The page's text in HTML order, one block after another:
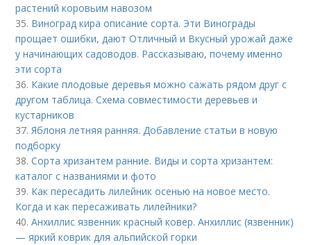
растений коровьим навозом
35. Виноград кира описание сорта. Эти Винограды
прощает ошибки, дают Отличный и Вкусный урожай даже
у начинающих садоводов. Рассказываю, почему именно
эти сорта
36. Какие плодовые деревья можно сажать рядом друг с
другом таблица. Схема совместимости деревьев и
кустарников
37.Яблоня летняя ранняя. Добавление статьи в новую
подборку
38.Сорта хризантем ранние. Виды и сорта хризантем:
каталог с названиями и фото
39. Как пересадить лилейник осенью на новое место.
Когда и как пересаживать лилейники?
40.Анхиллис язвенник красный ковер. Анхиллис (язвенник)
— яркий коврик для альпийской горки